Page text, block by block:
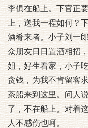
李俱在船上。下官正
上，送我一程如何？
酒肴来者。小子刘一
众朋友日日置酒相招
姐，好生看家，小子
贪钱，为我不肯留客
茶船来到这里。问人
了，不在船上。对着
人不感伤也呵。